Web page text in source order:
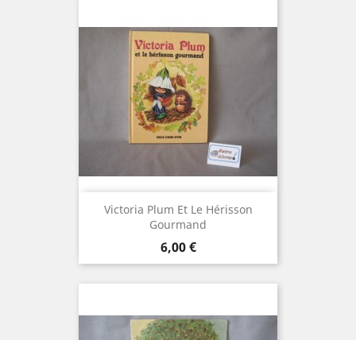
Victoria Plum Et Le Hérisson
Gourmand
Prix
6,00 €